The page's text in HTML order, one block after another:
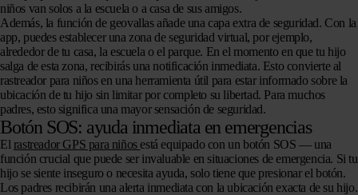
niños van solos a la escuela o a casa de sus amigos.
Además, la función de geovallas añade una capa extra de seguridad. Con la
app, puedes establecer una zona de seguridad virtual, por ejemplo,
alrededor de tu casa, la escuela o el parque. En el momento en que tu hijo
salga de esta zona, recibirás una notificación inmediata. Esto convierte al
rastreador para niños en una herramienta útil para estar informado sobre la
ubicación de tu hijo sin limitar por completo su libertad. Para muchos
padres, esto significa una mayor sensación de seguridad.
Botón SOS: ayuda inmediata en emergencias
El rastreador GPS para niños está equipado con un botón SOS — una
función crucial que puede ser invaluable en situaciones de emergencia. Si tu
hijo se siente inseguro o necesita ayuda, solo tiene que presionar el botón.
Los padres recibirán una alerta inmediata con la ubicación exacta de su hijo.